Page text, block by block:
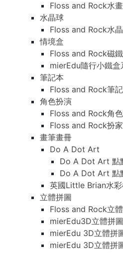
Floss and Rock水
水晶球
Floss and Rock水
情境盒
Floss and Rock磁
mierEdu隨行小鐵盒
筆記本
Floss and Rock筆
角色扮演
Floss and Rock角
Floss and Rock扮
畫筆畫冊
Do A Dot Art
Do A Dot Art 點
Do A Dot Art 點
英國Little Brian水彩
立體拼圖
Floss and Rock立
mierEdu3D立體拼
mierEdu 3D立體拼
mierEdu 3D立體拼